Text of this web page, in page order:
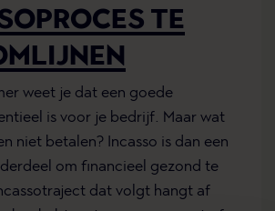
TE
weet je dat een goede
is voor je bedrijf. Maar wat
niet betalen? Incasso is dan een
om financieel gezond te
dat volgt hangt af